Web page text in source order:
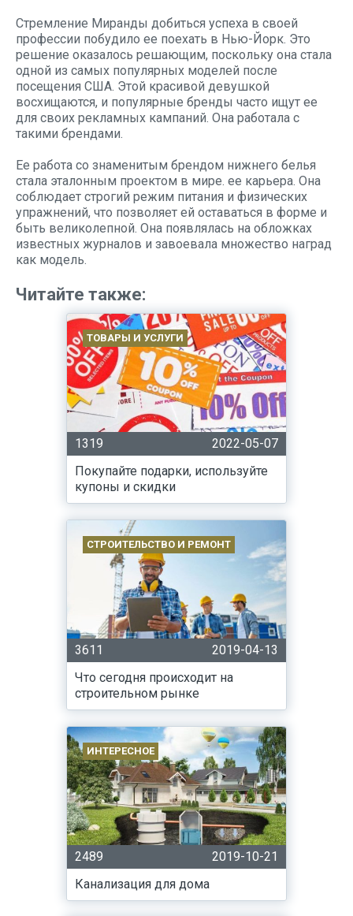
Стремление Миранды добиться успеха в своей
профессии побудило ее поехать в Нью-Йорк. Это
решение оказалось решающим, поскольку она стала
одной из самых популярных моделей после
посещения США. Этой красивой девушкой
восхищаются, и популярные бренды часто ищут ее
для своих рекламных кампаний. Она работала с
такими брендами.
Ее работа со знаменитым брендом нижнего белья
стала эталонным проектом в мире. ее карьера. Она
соблюдает строгий режим питания и физических
упражнений, что позволяет ей оставаться в форме и
быть великолепной. Она появлялась на обложках
известных журналов и завоевала множество наград
как модель.
Читайте также:
ТОВАРЫ И УСЛУГИ
1319
2022-05-07
Покупайте подарки, используйте
купоны и скидки
СТРОИТЕЛЬСТВО И РЕМОНТ
3611
2019-04-13
Что сегодня происходит на
строительном рынке
ИНТЕРЕСНОЕ
2489
2019-10-21
Канализация для дома